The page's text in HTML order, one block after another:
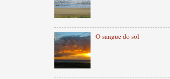
O sangue do sol